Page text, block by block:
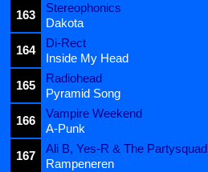
163
Stereophonics
Dakota
164
Di-Rect
Inside My Head
165
Radiohead
Pyramid Song
166
Vampire Weekend
A-Punk
167
Ali B, Yes-R & The Partysquad
Rampeneren